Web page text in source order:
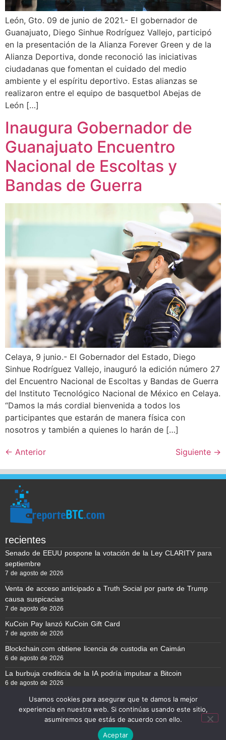
León, Gto. 09 de junio de 2021.- El gobernador de
Guanajuato, Diego Sinhue Rodríguez Vallejo, participó
en la presentación de la Alianza Forever Green y de la
Alianza Deportiva, donde reconoció las iniciativas
ciudadanas que fomentan el cuidado del medio
ambiente y el espíritu deportivo. Estas alianzas se
realizaron entre el equipo de basquetbol Abejas de
León […]
Inaugura Gobernador de
Guanajuato Encuentro
Nacional de Escoltas y
Bandas de Guerra
Celaya, 9 junio.- El Gobernador del Estado, Diego
Sinhue Rodríguez Vallejo, inauguró la edición número 27
del Encuentro Nacional de Escoltas y Bandas de Guerra
del Instituto Tecnológico Nacional de México en Celaya.
“Damos la más cordial bienvenida a todos los
participantes que estarán de manera física con
nosotros y también a quienes lo harán de […]
← Anterior Siguiente →
recientes
Senado de EEUU pospone la votación de la Ley CLARITY para
septiembre
7 de agosto de 2026
Venta de acceso anticipado a Truth Social por parte de Trump
causa suspicacias
7 de agosto de 2026
KuCoin Pay lanzó KuCoin Gift Card
7 de agosto de 2026
Blockchain.com obtiene licencia de custodia en Caimán
6 de agosto de 2026
La burbuja crediticia de la IA podría impulsar a Bitcoin
6 de agosto de 2026
Reporte BTC © Copyright 2026, Todos los derechos reservados
Usamos cookies para asegurar que te damos la mejor
experiencia en nuestra web. Si continúas usando este sitio,
asumiremos que estás de acuerdo con ello.
Aceptar